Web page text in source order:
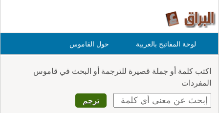
لوحة المفاتيح بالعربية حول القاموس
اكتب كلمة أو جملة قصيرة للترجمة أو البحث في قاموس
المفردات